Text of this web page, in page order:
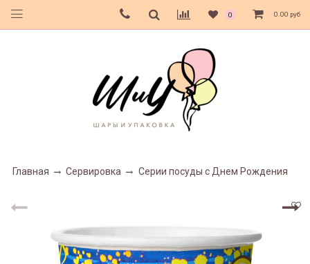
0 0.00 руб
Главная Сервировка Серии посуды с Днем Рождения